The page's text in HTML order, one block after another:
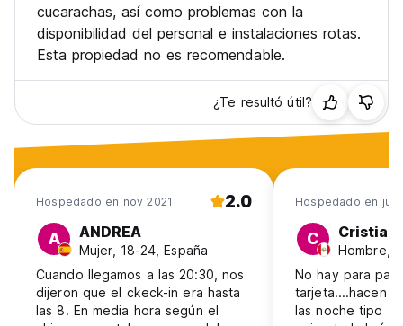
cucarachas, así como problemas con la
disponibilidad del personal e instalaciones rotas.
Esta propiedad no es recomendable.
¿Te resultó útil?
Hospedado en nov 2021 2.0
A ANDREA
Mujer, 18-24, España
Cuando llegamos a las 20:30, nos
dijeron que el ckeck-in era hasta
las 8. En media hora según el
Hospedado en jul
C Cristian
Hombre,
No hay para
tarjeta....hacen
las noche tipo